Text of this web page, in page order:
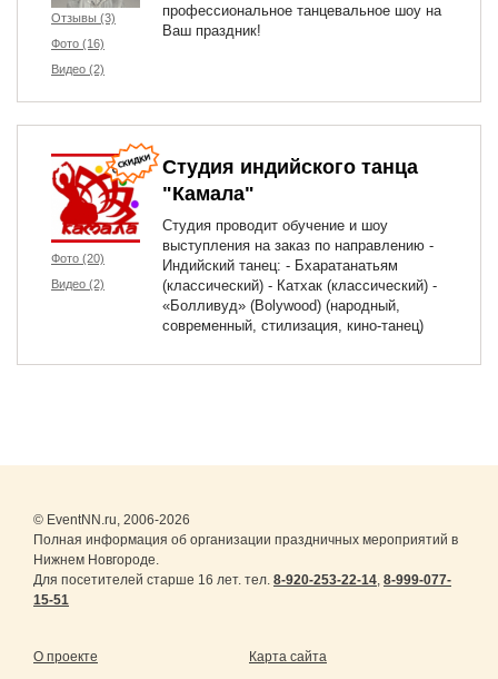
Отзывы (3)
Фото (16)
Видео (2)
профессиональное танцевальное шоу на
Ваш праздник!
Фото (20)
Видео (2)
Студия индийского танца
"Камала"
Студия проводит обучение и шоу
выступления на заказ по направлению -
Индийский танец: - Бхаратанатьям
(классический) - Катхак (классический) -
«Болливуд» (Bolywood) (народный,
современный, стилизация, кино-танец)
© EventNN.ru, 2006-2026
Полная информация об организации праздничных мероприятий в
Нижнем Новгороде.
Для посетителей старше 16 лет. тел. 8-920-253-22-14, 8-999-077-
15-51
О проекте Карта сайта